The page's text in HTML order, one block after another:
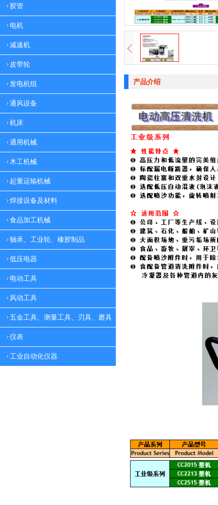
胶管
电机
减速机
皮带轮
发电机组
通风设备
机床
通用机械
木工机械
起重运输机械
焊接设备及材料
食品加工机械
轴承、工业轮、橡胶制品
低压电器
电动工具
风动工具
五金工具、测量工具、刃具、磨具
仪表
工业自动化仪器
产品介绍